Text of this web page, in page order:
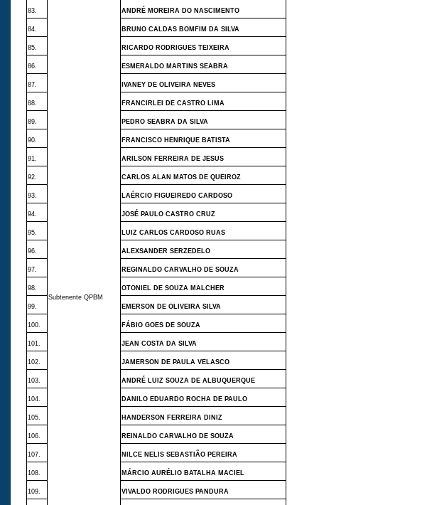
Subtenente QPBM
83. ANDRÉ MOREIRA DO NASCIMENTO
84. BRUNO CALDAS BOMFIM DA SILVA
85. RICARDO RODRIGUES TEIXEIRA
86. ESMERALDO MARTINS SEABRA
87. IVANEY DE OLIVEIRA NEVES
88. FRANCIRLEI DE CASTRO LIMA
89. PEDRO SEABRA DA SILVA
90. FRANCISCO HENRIQUE BATISTA
91. ARILSON FERREIRA DE JESUS
92. CARLOS ALAN MATOS DE QUEIROZ
93. LAÉRCIO FIGUEIREDO CARDOSO
94. JOSÉ PAULO CASTRO CRUZ
95. LUIZ CARLOS CARDOSO RUAS
96. ALEXSANDER SERZEDELO
97. REGINALDO CARVALHO DE SOUZA
98. OTONIEL DE SOUZA MALCHER
99. EMERSON DE OLIVEIRA SILVA
100. FÁBIO GOES DE SOUZA
101. JEAN COSTA DA SILVA
102. JAMERSON DE PAULA VELASCO
103. ANDRÉ LUIZ SOUZA DE ALBUQUERQUE
104. DANILO EDUARDO ROCHA DE PAULO
105. HANDERSON FERREIRA DINIZ
106. REINALDO CARVALHO DE SOUZA
107. NILCE NELIS SEBASTIÃO PEREIRA
108. MÁRCIO AURÉLIO BATALHA MACIEL
109. VIVALDO RODRIGUES PANDURA